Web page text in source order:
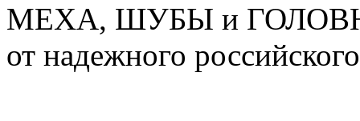
МЕХА, ШУБЫ и
от надежного